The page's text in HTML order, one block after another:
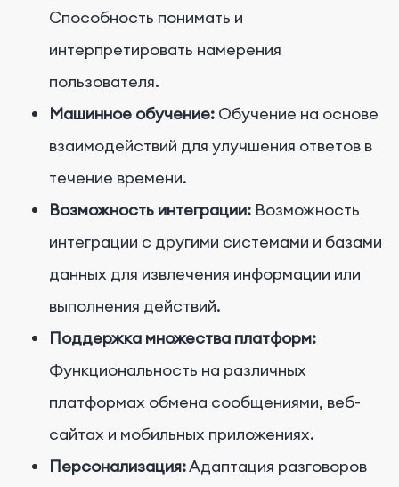
Способность понимать и
интерпретировать намерения
пользователя.
Машинное обучение: Обучение на основе
взаимодействий для улучшения ответов в
течение времени.
Возможность интеграции: Возможность
интеграции с другими системами и базами
данных для извлечения информации или
выполнения действий.
Поддержка множества платформ:
Функциональность на различных
платформах обмена сообщениями, веб-
сайтах и мобильных приложениях.
Персонализация:Адаптация разговоров